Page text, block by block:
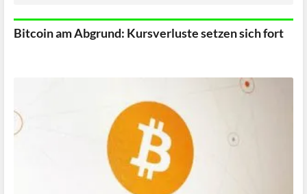
Bitcoin am Abgrund: Kursverluste setzen sich fort